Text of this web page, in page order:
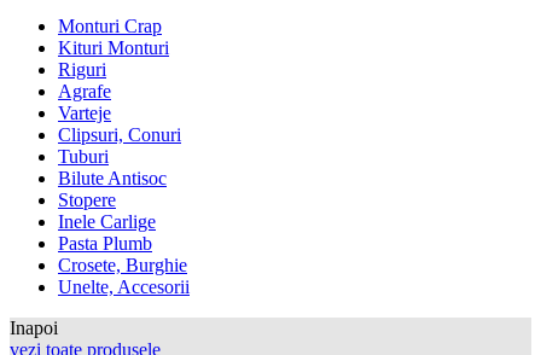
Monturi Crap
Kituri Monturi
Riguri
Agrafe
Varteje
Clipsuri, Conuri
Tuburi
Bilute Antisoc
Stopere
Inele Carlige
Pasta Plumb
Crosete, Burghie
Unelte, Accesorii
Inapoi
vezi toate produsele